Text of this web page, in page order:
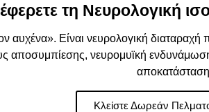
τη Νευρολογική
αυχένα». Είναι νευρολογική διαταραχή
αποσυμπίεσης, νευρομυϊκή
αποκατάσταση
Κλείστε Δωρεάν